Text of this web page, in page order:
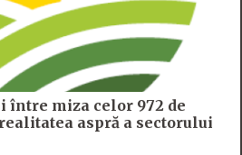
între miza celor 972 de
aspră a sectorului